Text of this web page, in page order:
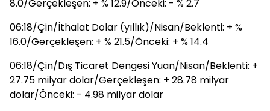
8.0/Gerçekleşen: + % 12.9/Önceki: - % 2.7
06:18/Çin/İthalat Dolar (yıllık)/Nisan/Beklenti: + %
16.0/Gerçekleşen: + % 21.5/Önceki: + % 14.4
06:18/Çin/Dış Ticaret Dengesi Yuan/Nisan/Beklenti: +
27.75 milyar dolar/Gerçekleşen: + 28.78 milyar
dolar/Önceki: - 4.98 milyar dolar